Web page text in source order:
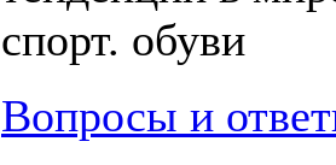
спорт. обуви
Вопросы и